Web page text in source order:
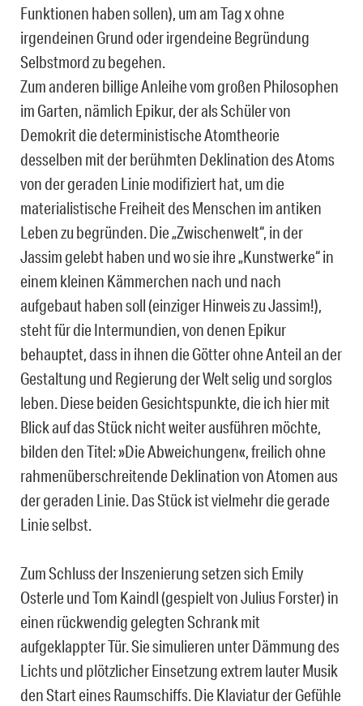
Funktionen haben sollen), um am Tag x ohne
irgendeinen Grund oder irgendeine Begründung
Selbstmord zu begehen.
Zum anderen billige Anleihe vom großen Philosophen
im Garten, nämlich Epikur, der als Schüler von
Demokrit die deterministische Atomtheorie
desselben mit der berühmten Deklination des Atoms
von der geraden Linie modifiziert hat, um die
materialistische Freiheit des Menschen im antiken
Leben zu begründen. Die „Zwischenwelt“, in der
Jassim gelebt haben und wo sie ihre „Kunstwerke“ in
einem kleinen Kämmerchen nach und nach
aufgebaut haben soll (einziger Hinweis zu Jassim!),
steht für die Intermundien, von denen Epikur
behauptet, dass in ihnen die Götter ohne Anteil an der
Gestaltung und Regierung der Welt selig und sorglos
leben. Diese beiden Gesichtspunkte, die ich hier mit
Blick auf das Stück nicht weiter ausführen möchte,
bilden den Titel: »Die Abweichungen«, freilich ohne
rahmenüberschreitende Deklination von Atomen aus
der geraden Linie. Das Stück ist vielmehr die gerade
Linie selbst.
Zum Schluss der Inszenierung setzen sich Emily
Osterle und Tom Kaindl (gespielt von Julius Forster) in
einen rückwendig gelegten Schrank mit
aufgeklappter Tür. Sie simulieren unter Dämmung des
Lichts und plötzlicher Einsetzung extrem lauter Musik
den Start eines Raumschiffs. Die Klaviatur der Gefühle